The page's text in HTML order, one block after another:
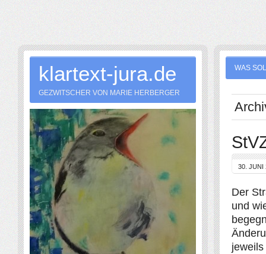
WAS
30. JUNI
Der
und
klartext-jura.de
GEZWITSCHER VON MARIE HERBERGER